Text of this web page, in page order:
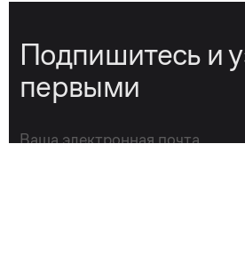
Подпишитесь и
первыми